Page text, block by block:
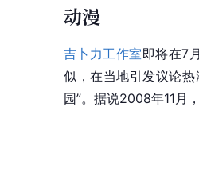
动漫
吉卜力工作室即将在7
似，在当地引发议论
园”。据说2008年11月